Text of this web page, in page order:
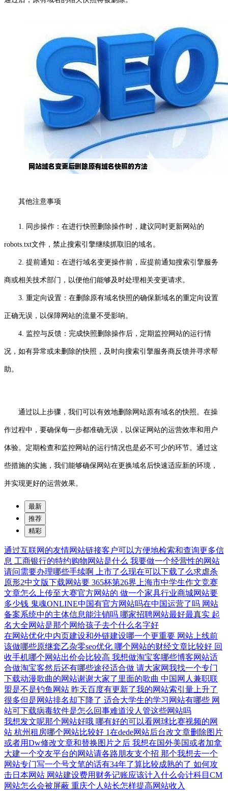
其他注意事项
1. 同步操作：在进行快照删除操作时，建议同时更新网站的
robots.txt文件，禁止搜索引擎继续抓取旧的域名。
2. 提前通知：在进行域名变更操作前，应提前通知搜索引擎服务
商或相关技术部门，以便他们能够及时处理相关变更请求。
3. 重定向设置：在删除原有域名快照的确保新域名的重定向设置
正确无误，以保障网站的流量不受影响。
4. 监控与反馈：完成快照删除操作后，定期监控网站的运行情
况，如有异常或未删除的快照，及时向搜索引擎服务商反馈并寻求帮
助。
通过以上步骤，我们可以有效地删除网站原有域名的快照。在操
作过程中，要确保每一步都准确无误，以保证网站的运营效率和用户
体验。定期检查和监控网站的运行情况也是必不可少的环节。通过这
些措施的实施，我们能够确保网站在更换域名后快速适应新的环境，
并实现更好的运营效果。
最新
推荐
精彩
通过互联网的友情网站链接客户可以方便地检索和查询更多信
息 工商银行的特约购物网站是什么 我要做一个经营性的网站
请问需要办理哪些手续啊
上市了么现在可以下载了么求虐杀
原形2中文版下载网站要 365杯第26界上海市中学生作文竞赛
文章怎么上传至大赛官方网站的 做一个家具行业商城网站要
多少钱 鬼魂ONLINE中国有官方网站吗在中国运营了吗 网站
备案系统中的主体信息能注销吗 哪家招聘网站最好最真实 起
名大全网站是那个网给孩子去个什么名字好
在网站优化中内页建设和外链建设哪一个更重要 网站上线前
该做哪些原继套乙杂零seo优化 哪个网站的财经文章比较好 回
收手机哪个网站出价会比较高 我想做淘宝客哪些博客网站适
合做淘宝客然后还有哪些途径适合做 请大家网我找一个专门
下载动漫歌曲的网站谢谢大家了里面的歌曲 中国网人兼职联
盟是不是钓鱼网站 昨天百度有更新了我的网站索引量上升了
很多但是网站排名却下降了 适合大学生的学习网站有哪些 网
站可下载病毒软件是怎么回事难道没人管这些网站吗
我想发文呢那个网站好哦 哪有好的可以看网球比赛视频的网
站 杭州租房哪个网站比较好 1在dede网站后台改文章删除图片
或者用Dw修改文章和替换图片之后 我想在国外美国或者加拿
大建一个交友平台的网站请各路朋友支个招 那个我想去一个
网站专门写一个号文笔的话有34年了算比较成熟的了 如何攻
击日本网站 网站建设费用财务记账应该计入什么会计科目CM
网站怎么会被屏蔽 重庆个人站长怎样提高网站收入